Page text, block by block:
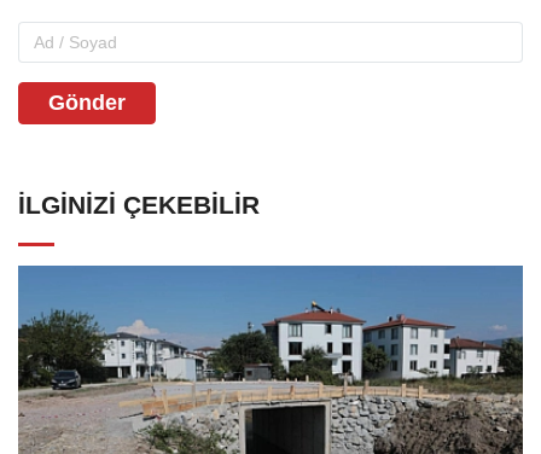
Gönder
İLGINIZI ÇEKEBILIR